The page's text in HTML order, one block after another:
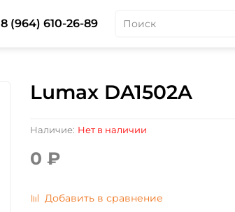
8 (964) 610-26-89
Наличие: Нет в наличии
Lumax DA1502A
0 ₽
Добавить в сравнение